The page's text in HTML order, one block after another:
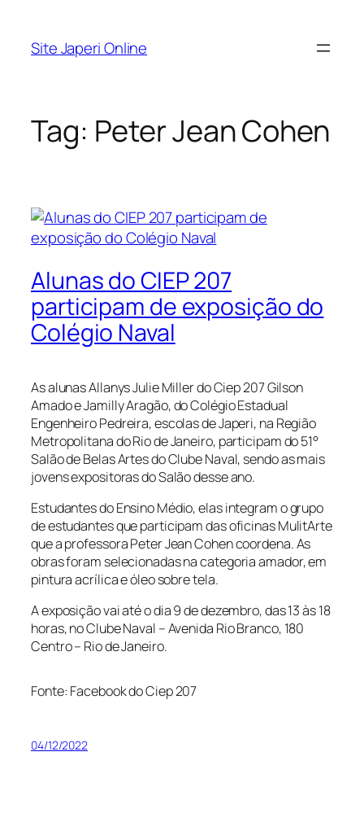
Site Japeri Online
Tag: Peter Jean Cohen
Alunas do CIEP 207
participam de exposição do
Colégio Naval
As alunas Allanys Julie Miller do Ciep 207 Gilson
Amado e Jamilly Aragão, do Colégio Estadual
Engenheiro Pedreira, escolas de Japeri, na Região
Metropolitana do Rio de Janeiro, participam do 51°
Salão de Belas Artes do Clube Naval, sendo as mais
jovens expositoras do Salão desse ano.
Estudantes do Ensino Médio, elas integram o grupo
de estudantes que participam das oficinas MulitArte
que a professora Peter Jean Cohen coordena. As
obras foram selecionadas na categoria amador, em
pintura acrílica e óleo sobre tela.
A exposição vai até o dia 9 de dezembro, das 13 às 18
horas, no Clube Naval – Avenida Rio Branco, 180
Centro – Rio de Janeiro.
Fonte: Facebook do Ciep 207
04/12/2022